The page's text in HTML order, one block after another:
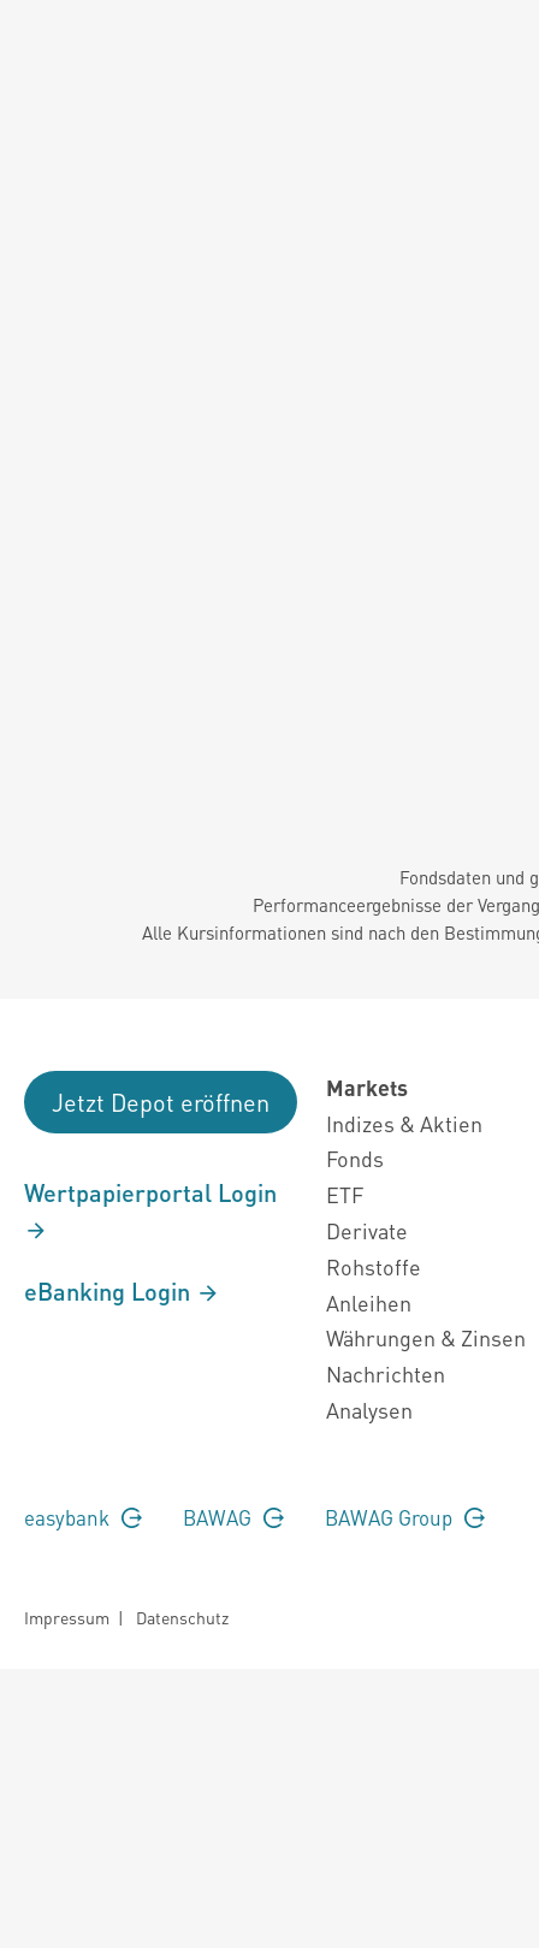
Fondsdaten und
Performanceergebnisse der
Alle Kursinformationen sind nach den
Jetzt Depot eröffnen
Wertpapierportal Login
eBanking Login
Markets
Indizes & Aktien
Fonds
ETF
Derivate
Rohstoffe
Anleihen
Währungen & Zinsen
Nachrichten
Analysen
easybank BAWAG BAWAG Group
Impressum | Datenschutz